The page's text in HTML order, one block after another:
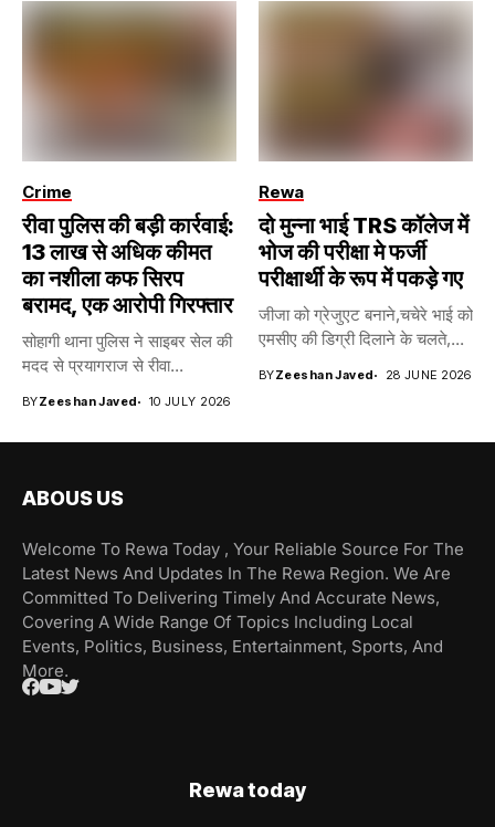
Crime
रीवा पुलिस की बड़ी कार्रवाई:
13 लाख से अधिक कीमत
का नशीला कफ सिरप
बरामद, एक आरोपी गिरफ्तार
सोहागी थाना पुलिस ने साइबर सेल की
मदद से प्रयागराज से रीवा...
BYZeeshan Javed 10 JULY 2026
Rewa
दो मुन्ना भाई TRS कॉलेज में
भोज की परीक्षा मे फर्जी
परीक्षार्थी के रूप में पकड़े गए
जीजा को ग्रेजुएट बनाने,चचेरे भाई को
एमसीए की डिग्री दिलाने के चलते,...
BYZeeshan Javed 28 JUNE 2026
ABOUS US
Welcome To Rewa Today , Your Reliable Source For The
Latest News And Updates In The Rewa Region. We Are
Committed To Delivering Timely And Accurate News,
Covering A Wide Range Of Topics Including Local
Events, Politics, Business, Entertainment, Sports, And
More.
Rewa today